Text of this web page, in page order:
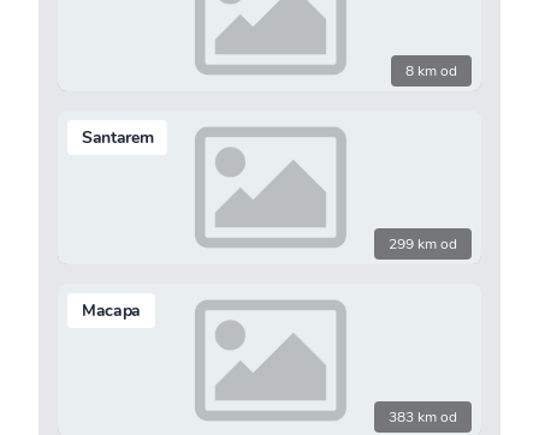
8 km od
Santarem
299 km od
Macapa
383 km od